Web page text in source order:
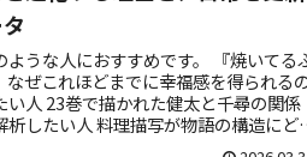
ような人におすすめです。 『焼いてる
なぜこれほどまでに幸福感を得られる
い人 23巻で描かれた健太と千尋の関係
析したい人 料理描写が物語の構造にど